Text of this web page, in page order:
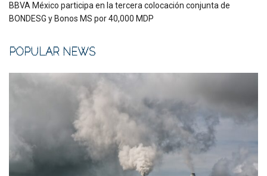
BBVA México participa en la tercera colocación conjunta de
BONDESG y Bonos MS por 40,000 MDP
POPULAR NEWS